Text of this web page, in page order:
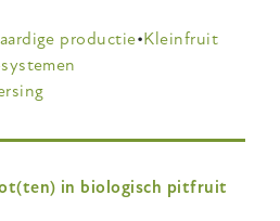
productie Kleinfruit
in biologisch pitfruit